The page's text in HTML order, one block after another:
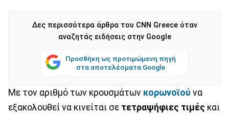
Δες περισσότερα άρθρα του CNN Greece όταν
αναζητάς ειδήσεις στην Google
Προσθήκη ως προτιμώμενη πηγή
στα αποτελέσματα Google
Με τον αριθμό των κρουσμάτων κορωνοϊού να
εξακολουθεί να κινείται σε τετραψήφιες τιμές και